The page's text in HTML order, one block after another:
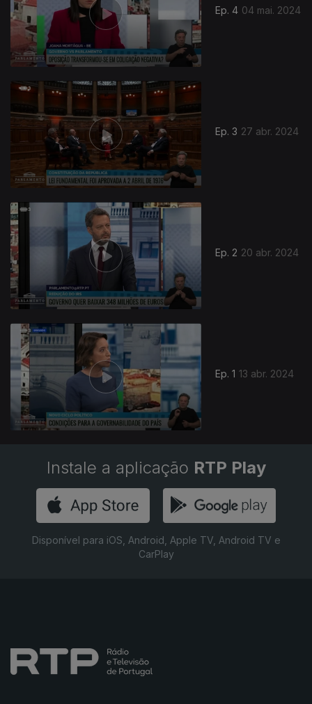
Ep. 4 04 mai. 2024
Ep. 3 27 abr. 2024
Ep. 2 20 abr. 2024
Ep. 1 13 abr. 2024
761934
Instale a aplicação RTP Play
Disponível para iOS, Android, Apple TV, Android TV e
CarPlay